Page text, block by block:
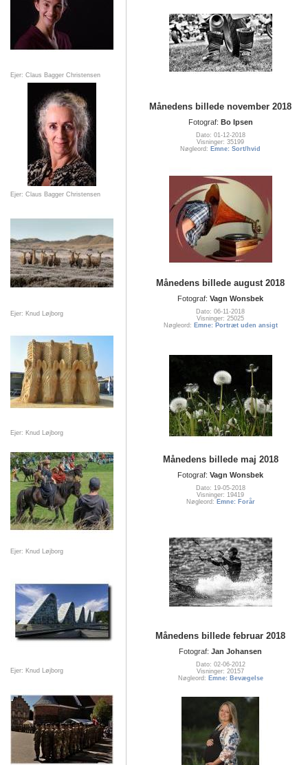
Ejer: Claus Bagger Christensen
Ejer: Claus Bagger Christensen
Ejer: Knud Løjborg
Ejer: Knud Løjborg
Ejer: Knud Løjborg
Ejer: Knud Løjborg
Månedens billede november 2018
Fotograf: Bo Ipsen
Dato: 01-12-2018
Visninger: 35199
Nøgleord: Emne: Sort/hvid
Månedens billede august 2018
Fotograf: Vagn Wonsbek
Dato: 06-11-2018
Visninger: 25025
Nøgleord: Emne: Portræt uden ansigt
Månedens billede maj 2018
Fotograf: Vagn Wonsbek
Dato: 19-05-2018
Visninger: 19419
Nøgleord: Emne: Forår
Månedens billede februar 2018
Fotograf: Jan Johansen
Dato: 02-06-2012
Visninger: 20157
Nøgleord: Emne: Bevægelse